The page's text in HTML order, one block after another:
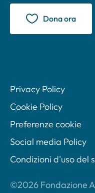
Dona ora
©2026 Fondazione
Privacy Policy
Cookie Policy
Preferenze cookie
Social media Policy
Condizioni d'uso del